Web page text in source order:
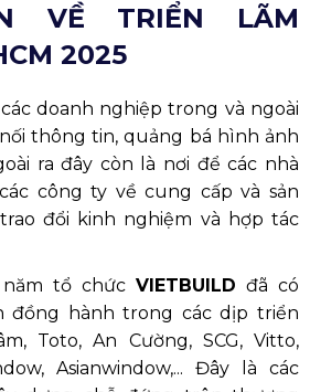
VỀ TRIỂN LÃM
2025
doanh nghiệp trong và ngoài
thông tin, quảng bá hình ảnh
ra đây còn là nơi để các nhà
công ty về cung cấp và sản
đổi kinh nghiệm và hợp tác
tổ chức VIETBUILD đã có
đồng hành trong các dịp triển
Toto, An Cường, SCG, Vitto,
Asianwindow,... Đây là các